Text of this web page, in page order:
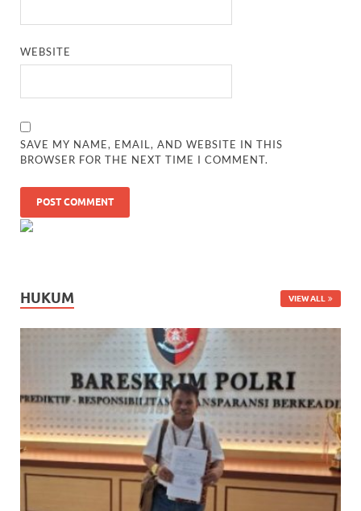
WEBSITE
SAVE MY NAME, EMAIL, AND WEBSITE IN THIS
BROWSER FOR THE NEXT TIME I COMMENT.
HUKUM VIEW ALL